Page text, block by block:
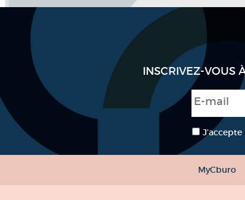
INSCRIVEZ-VOUS
E-mail
RGPD *
MyCburo